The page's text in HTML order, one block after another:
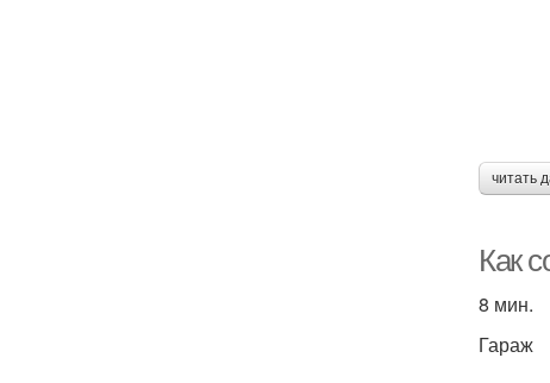
читать
Как
8 мин.
Гараж